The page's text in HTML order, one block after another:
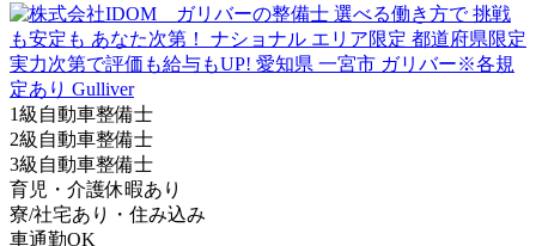
1級自動車整備士
2級自動車整備士
3級自動車整備士
育児・介護休暇あり
寮/社宅あり・住み込み
車通勤OK